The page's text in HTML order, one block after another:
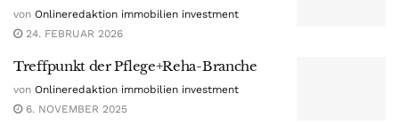
von Onlineredaktion immobilien investment
24. FEBRUAR 2026
Treffpunkt der Pflege+Reha-Branche
von Onlineredaktion immobilien investment
6. NOVEMBER 2025